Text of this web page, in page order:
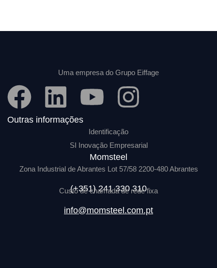
Uma empresa do Grupo Eiffage
Outras informações
Identificação
SI Inovação Empresarial
Momsteel
Zona Industrial de Abrantes Lot 57/58 2200-480 Abrantes
(+351) 241 330 310
Custo de chamada de rede fixa
info@momsteel.com.pt